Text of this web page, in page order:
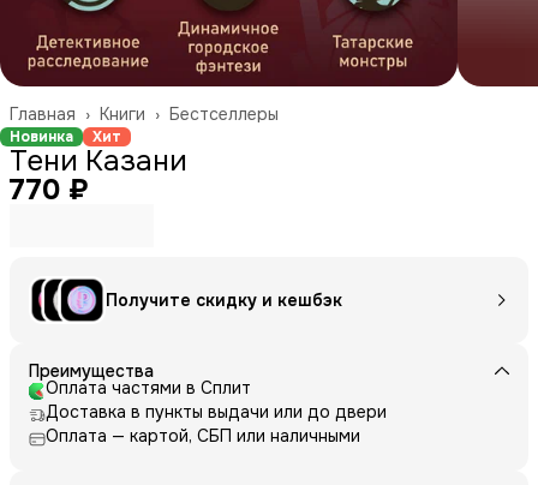
Бестселлеры
Книги ›
Главная ›
Новинка Хит
Тени Казани
770 ₽
Получите скидку и кешбэк
Преимущества
Оплата частями в Сплит
Доставка в пункты выдачи или до двери
Оплата — картой, СБП или наличными